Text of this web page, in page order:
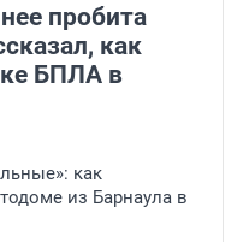
пробита
как
БПЛА в
как
из Барнаула в